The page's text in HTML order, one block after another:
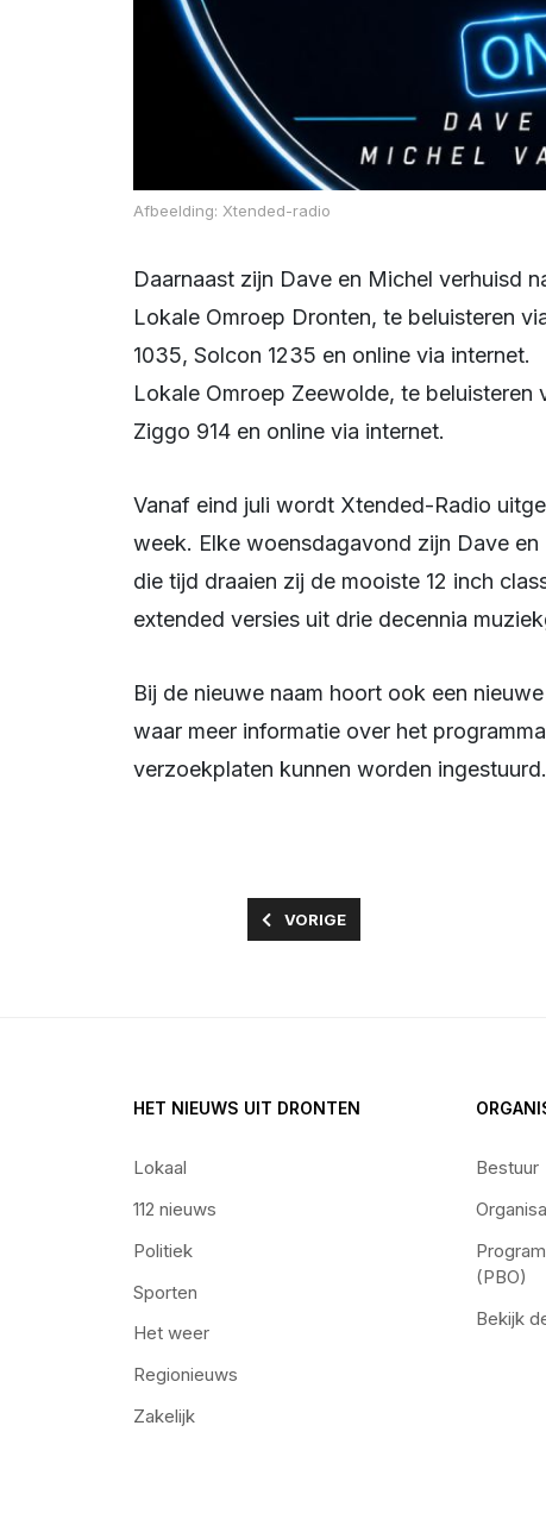
Afbeelding: Xtended-radio
Daarnaast zijn Dave en Michel verhuisd
Lokale Omroep Dronten, te beluisteren
1035, Solcon 1235 en online via internet.
Lokale Omroep Zeewolde, te beluisteren
Ziggo 914 en online via internet.
Vanaf eind juli wordt Xtended-Radio uitgebreid van één uur naar twee uur uitzending per
week. Elke woensdagavond zijn Dave
die tijd draaien zij de mooiste 12 inch
extended versies uit drie decennia
Bij de nieuwe naam hoort ook een
waar meer informatie over het
verzoekplaten kunnen worden ingestuurd.
VORIG ARTIKEL: BOUW
VORIGE
HET NIEUWS UIT DRONTEN
Lokaal
112 nieuws
Politiek
Sporten
Het weer
Regionieuws
Zakelijk
Bestuur
(PBO)
Bekijk